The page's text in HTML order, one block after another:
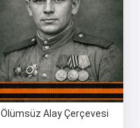
Ölümsüz Alay Çerçevesi